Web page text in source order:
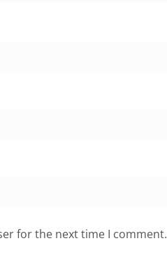
for the next time I comment.